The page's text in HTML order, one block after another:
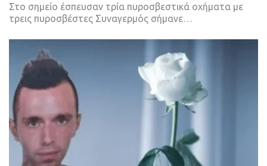
Στο σημείο έσπευσαν τρία πυροσβεστικά οχήματα με
τρεις πυροσβέστες Συναγερμός σήμανε…